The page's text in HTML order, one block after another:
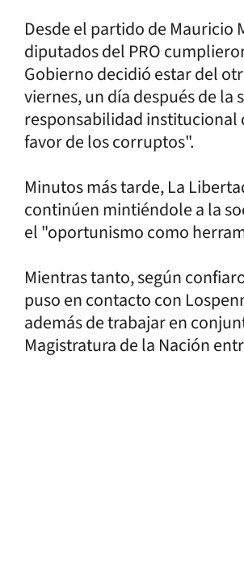
Desde el partido de
diputados del PRO
Gobierno decidió estar del
viernes, un día después de la
responsabilidad institucional
favor de los corruptos".
Minutos más tarde, La
continúen mintiéndole a la
el "oportunismo como
Mientras tanto, según
puso en contacto con
además de trabajar en
Magistratura de la Nación